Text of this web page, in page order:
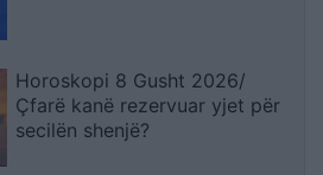
Horoskopi 8 Gusht 2026/
Çfarë kanë rezervuar yjet për
secilën shenjë?